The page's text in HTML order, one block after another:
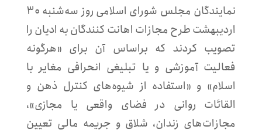
نمایندگان مجلس شورای اسلامی روز سه‌شنبه ۳۰
اردیبهشت طرح مجازات اهانت کنندگان به ادیان را
تصویب کردند که براساس آن برای «هرگونه
فعالیت آموزشی و یا تبلیغی انحرافی مغایر با
اسلام» و «استفاده از شیوه‌های کنترل ذهن و
القائات روانی در فضای واقعی یا مجازی»،
مجازات‌های زندان، شلاق و جریمه مالی تعیین